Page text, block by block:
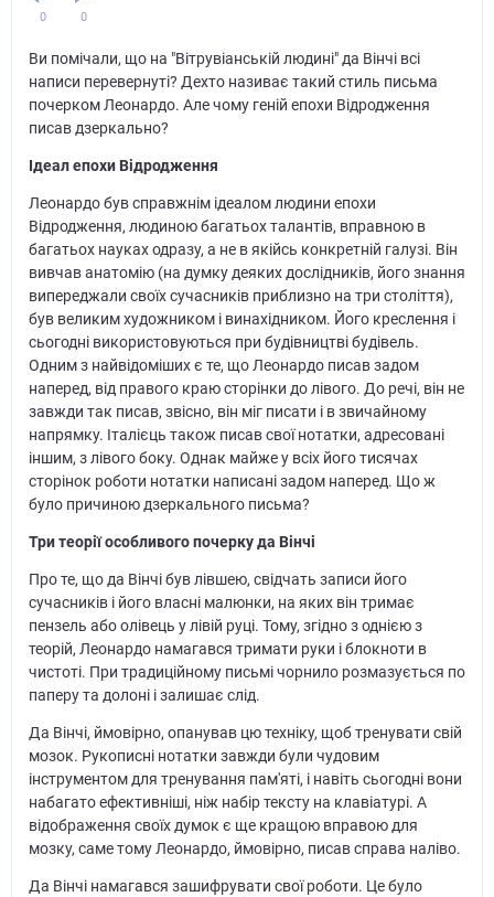
0 0
Ви помічали, що на "Вітрувіанській людині" да Вінчі всі
написи перевернуті? Дехто називає такий стиль письма
почерком Леонардо. Але чому геній епохи Відродження
писав дзеркально?
Ідеал епохи Відродження
Леонардо був справжнім ідеалом людини епохи
Відродження, людиною багатьох талантів, вправною в
багатьох науках одразу, а не в якійсь конкретній галузі. Він
вивчав анатомію (на думку деяких дослідників, його знання
випереджали своїх сучасників приблизно на три століття),
був великим художником і винахідником. Його креслення і
сьогодні використовуються при будівництві будівель.
Одним з найвідоміших є те, що Леонардо писав задом
наперед, від правого краю сторінки до лівого. До речі, він не
завжди так писав, звісно, він міг писати і в звичайному
напрямку. Італієць також писав свої нотатки, адресовані
іншим, з лівого боку. Однак майже у всіх його тисячах
сторінок роботи нотатки написані задом наперед. Що ж
було причиною дзеркального письма?
Три теорії особливого почерку да Вінчі
Про те, що да Вінчі був лівшею, свідчать записи його
сучасників і його власні малюнки, на яких він тримає
пензель або олівець у лівій руці. Тому, згідно з однією з
теорій, Леонардо намагався тримати руки і блокноти в
чистоті. При традиційному письмі чорнило розмазується по
паперу та долоні і залишає слід.
Да Вінчі, ймовірно, опанував цю техніку, щоб тренувати свій
мозок. Рукописні нотатки завжди були чудовим
інструментом для тренування пам'яті, і навіть сьогодні вони
набагато ефективніші, ніж набір тексту на клавіатурі. А
відображення своїх думок є ще кращою вправою для
мозку, саме тому Леонардо, ймовірно, писав справа наліво.
Да Вінчі намагався зашифрувати свої роботи. Це було